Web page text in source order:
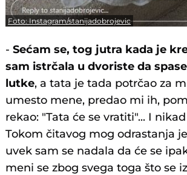
Foto: Instagram/stanijadobrojevic
-Sećam se, tog jutra kada je
sam istrčala u dvoriste da
lutke, a tata je tada potrčao za
umesto mene, predao mi ih,
rekao: "Tata će se vratiti"... I
Tokom čitavog mog odrastanja
uvek sam se nadala da će se
meni se zbog svega toga što se